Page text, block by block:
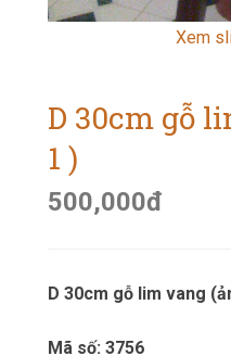
Xem
D 30cm gỗ
1 )
500,000đ
D 30cm gỗ lim vang
Mã số: 3756